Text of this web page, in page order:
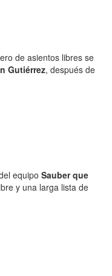
de asientos libres se
Gutiérrez, después de
equipo Sauber que
y una larga lista de